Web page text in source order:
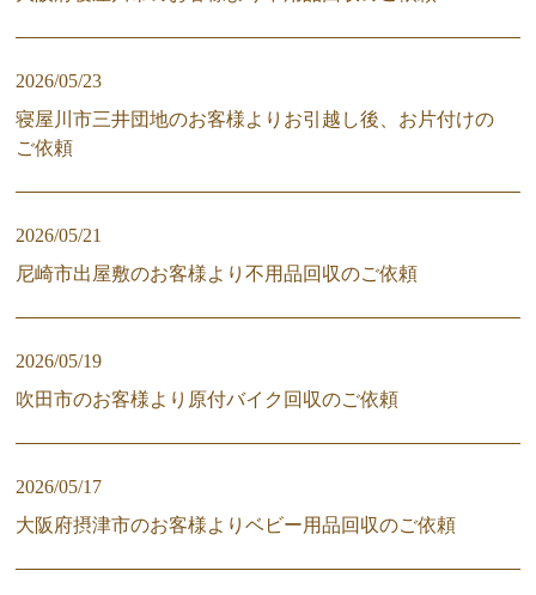
2026/05/23
寝屋川市三井団地のお客様よりお引越し後、お片付けの
ご依頼
2026/05/21
尼崎市出屋敷のお客様より不用品回収のご依頼
2026/05/19
吹田市のお客様より原付バイク回収のご依頼
2026/05/17
大阪府摂津市のお客様よりベビー用品回収のご依頼